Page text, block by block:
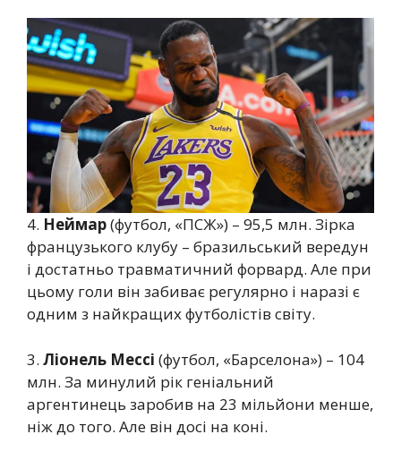
4. Неймар(футбол, «ПСЖ») – 95,5 млн. Зірка
французького клубу – бразильський вередун
і достатньо травматичний форвард. Але при
цьому голи він забиває регулярно і наразі є
одним з найкращих футболістів світу.
3. Ліонель Мессі (футбол, «Барселона») – 104
млн. За минулий рік геніальний
аргентинець заробив на 23 мільйони менше,
ніж до того. Але він досі на коні.